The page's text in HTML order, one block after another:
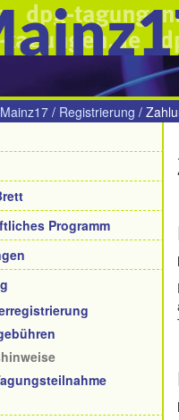
Mainz17 / Registrierung /
Programm